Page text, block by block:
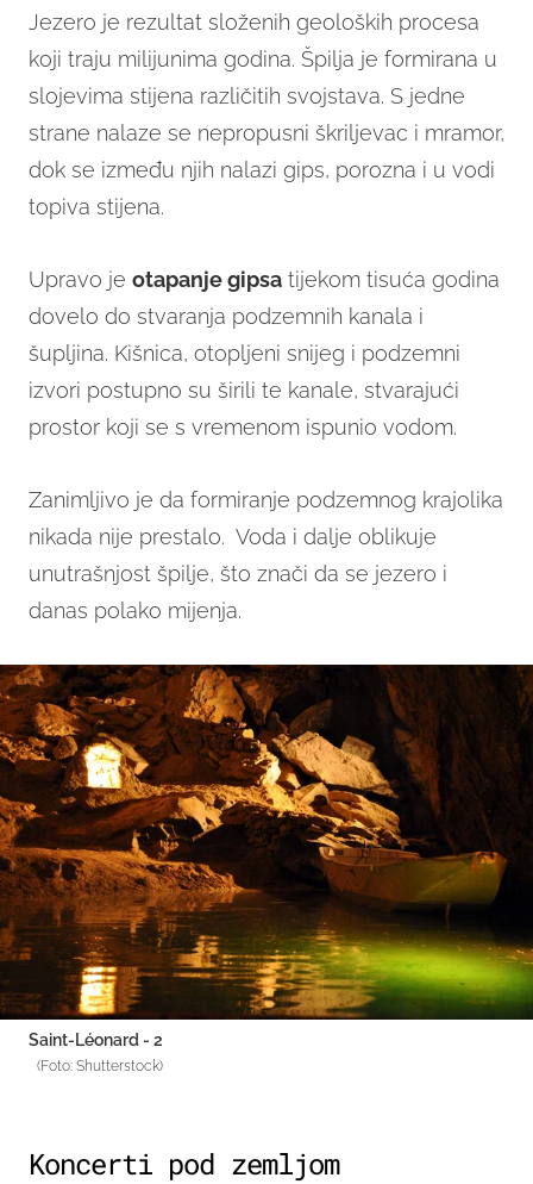
Jezero je rezultat složenih geoloških procesa
koji traju milijunima godina. Špilja je formirana u
slojevima stijena različitih svojstava. S jedne
strane nalaze se nepropusni škriljevac i mramor,
dok se između njih nalazi gips, porozna i u vodi
topiva stijena.
Upravo je otapanje gipsa tijekom tisuća godina
dovelo do stvaranja podzemnih kanala i
šupljina. Kišnica, otopljeni snijeg i podzemni
izvori postupno su širili te kanale, stvarajući
prostor koji se s vremenom ispunio vodom.
Zanimljivo je da formiranje podzemnog krajolika
nikada nije prestalo. Voda i dalje oblikuje
unutrašnjost špilje, što znači da se jezero i
danas polako mijenja.
Saint-Léonard - 2
(Foto: Shutterstock)
Koncerti pod zemljom